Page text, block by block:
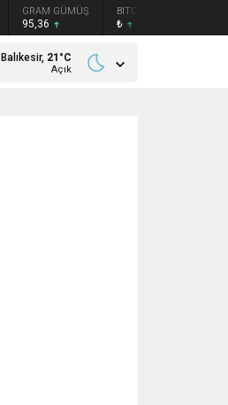
GRAM GÜMÜŞ
95,36
BITCOIN
₺
Balıkesir, 21 °C
Açık